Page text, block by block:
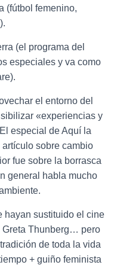
(fútbol femenino,
(el programa del
especiales y va como
el entorno del
«experiencias y
especial de Aquí la
sobre cambio
fue sobre la borrasca
general habla mucho
hayan sustituido el cine
Greta Thunberg… pero
de toda la vida
+ guiño feminista